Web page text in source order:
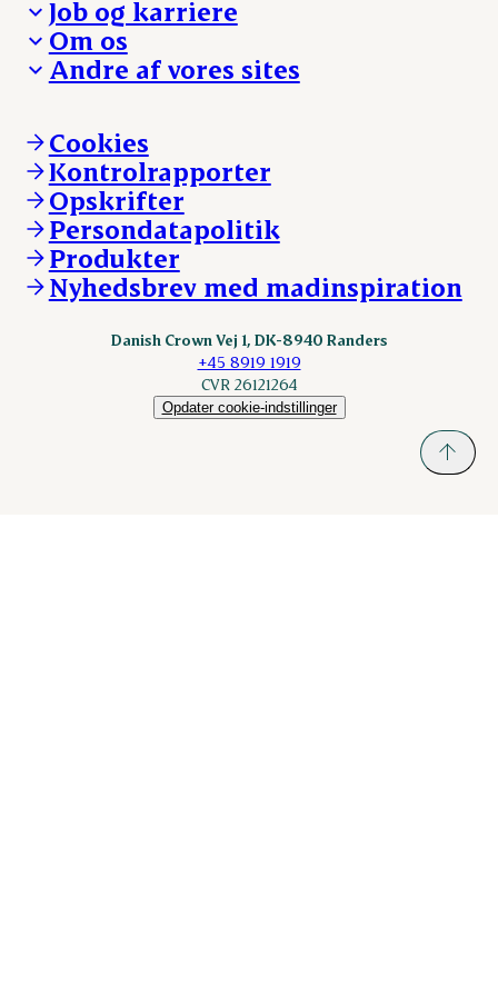
Presse og nyheder
Reklamationer
Whistleblower
Øvrige henvendelser
Fra jord til bord
Hverdagen
Ansvarlighed og nøgletal
Job og karriere
Arbejd med os
Ledige stillinger
Om os
Hvem er vi
Vores resultater
Vores lokationer
Kontakt
Andre af vores sites
Andelsejere - kreatur
Danishcrownprofessional.com
DAT-Schaub.com
ESS-FOOD.com
Fonden Dansk Gastronomi
KLS.se
nordicspoor.com
Scanhide.dk
Cookies
Kontrolrapporter
Opskrifter
Persondatapolitik
Produkter
Nyhedsbrev med madinspiration
Danish Crown Vej 1, DK-8940 Randers
+45 8919 1919
CVR 26121264
Opdater cookie-indstillinger